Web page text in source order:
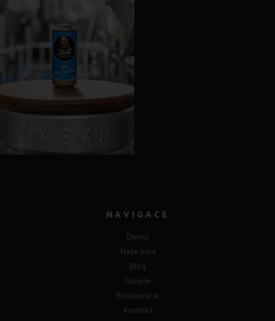
NAVIGACE
Domů
Naše piva
Blog
Galerie
Restaurace
Kontakt